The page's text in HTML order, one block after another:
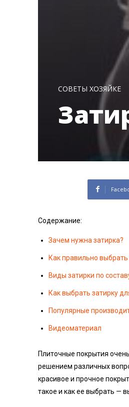
СОВЕТЫ ХОЗЯЙКЕ
Содержание:
Зачем нужна затирка?
Как правильно выбрать
Виды затирки по
Как выбрать затирку
Популярные
Видеоматериал
Плиточные покрытия
решением различных
красивое и прочное
такое и как ее выбрать —